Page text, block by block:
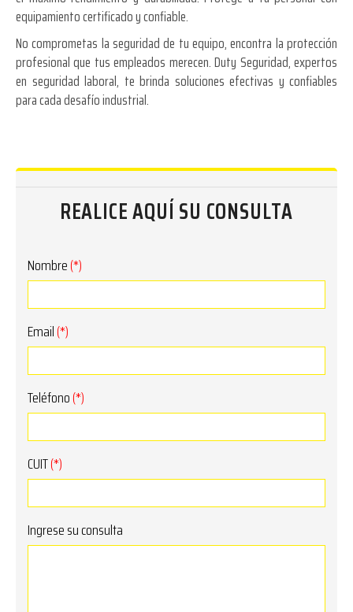
equipamiento certificado y confiable.
No comprometas la seguridad de tu equipo, encontra la protección
profesional que tus empleados merecen. Duty Seguridad, expertos
en seguridad laboral, te brinda soluciones efectivas y confiables
para cada desafío industrial.
REALICE AQUÍ SU CONSULTA
Nombre(*)
Email(*)
Teléfono(*)
CUIT(*)
Ingrese su consulta